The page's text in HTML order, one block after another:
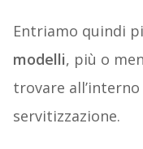
Entriamo quindi
modelli, più o
trovare
servitizzazione.